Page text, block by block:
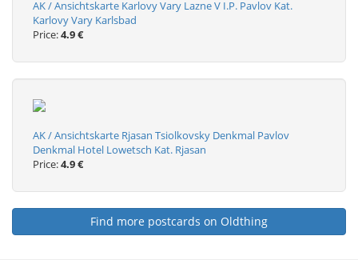
AK / Ansichtskarte Karlovy Vary Lazne V I.P. Pavlov Kat.
Karlovy Vary Karlsbad
Price:4.9 €
AK / Ansichtskarte Rjasan Tsiolkovsky Denkmal Pavlov
Denkmal Hotel Lowetsch Kat. Rjasan
Price:4.9 €
Find more postcards on Oldthing